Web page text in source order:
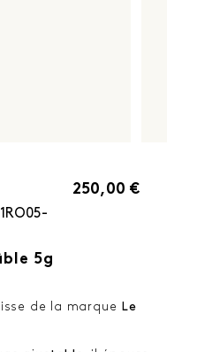
5g
250,00 €
de la marque Le